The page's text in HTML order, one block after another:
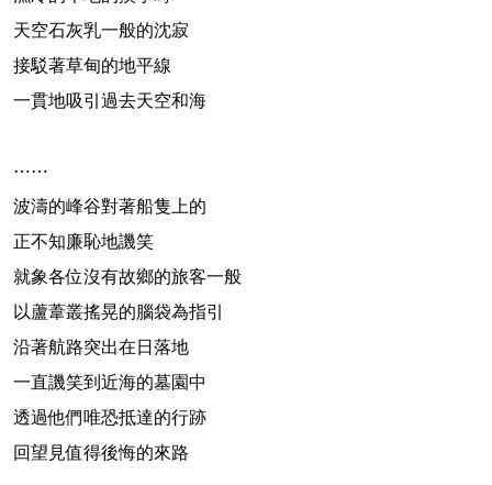
天空石灰乳一般的沈寂
接駁著草甸的地平線
一貫地吸引過去天空和海
⋯⋯
波濤的峰谷對著船隻上的
正不知廉恥地譏笑
就象各位沒有故鄉的旅客一般
以蘆葦叢搖晃的腦袋為指引
沿著航路突出在日落地
一直譏笑到近海的墓園中
透過他們唯恐抵達的行跡
回望見值得後悔的來路